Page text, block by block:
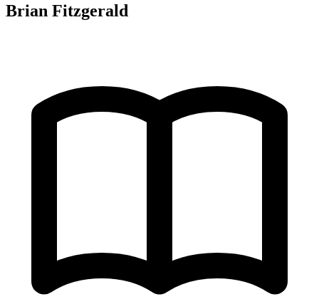
Brian Fitzgerald